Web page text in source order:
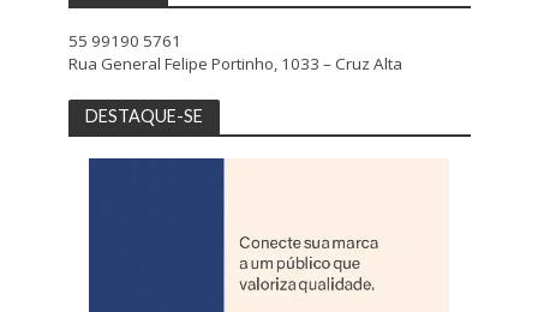
55 99190 5761
Rua General Felipe Portinho, 1033 – Cruz Alta
DESTAQUE-SE